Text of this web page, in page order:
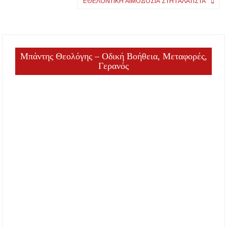
Μπάντης Θεολόγης – Οδική Βοήθεια, Μεταφορές,
Γερανός